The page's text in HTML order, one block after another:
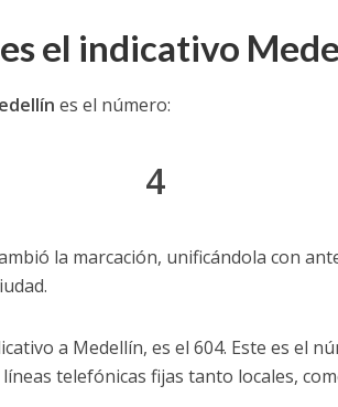
el indicativo
es el número:
4
la marcación, unificándola con
a Medellín, es el 604. Este es el
telefónicas fijas tanto locales,